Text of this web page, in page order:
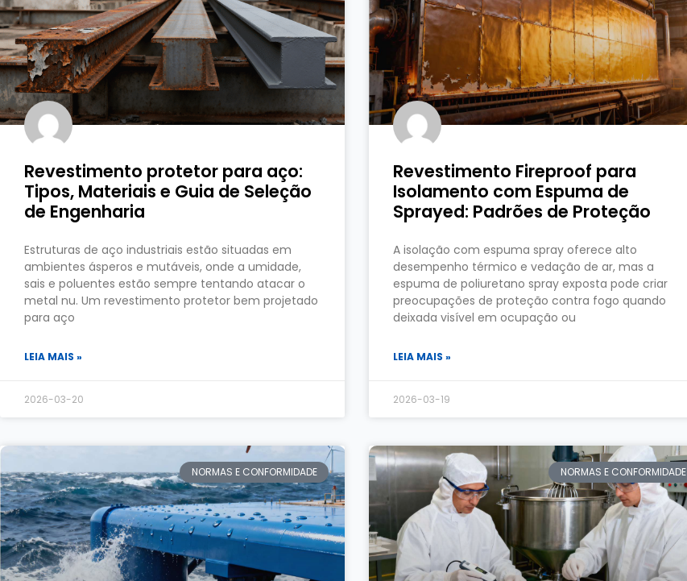
Revestimento protetor para aço:
Tipos, Materiais e Guia de Seleção
de Engenharia
Estruturas de aço industriais estão situadas em
ambientes ásperos e mutáveis, onde a umidade,
sais e poluentes estão sempre tentando atacar o
metal nu. Um revestimento protetor bem projetado
para aço
LEIA MAIS »
2026-03-20
Revestimento Fireproof para
Isolamento com Espuma de
Sprayed: Padrões de Proteção
A isolação com espuma spray oferece alto
desempenho térmico e vedação de ar, mas a
espuma de poliuretano spray exposta pode criar
preocupações de proteção contra fogo quando
deixada visível em ocupação ou
LEIA MAIS »
2026-03-19
NORMAS E CONFORMIDADE NORMAS E CONFORMIDADE